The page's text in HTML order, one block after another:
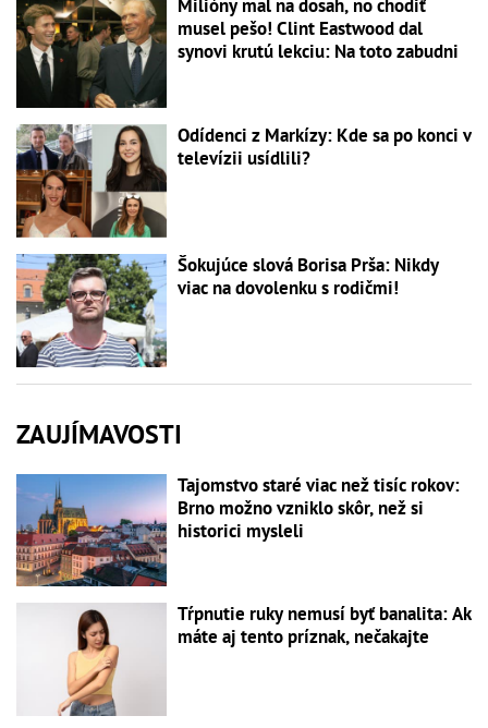
Milióny mal na dosah, no chodiť
musel pešo! Clint Eastwood dal
synovi krutú lekciu: Na toto zabudni
Odídenci z Markízy: Kde sa po konci v
televízii usídlili?
Šokujúce slová Borisa Prša: Nikdy
viac na dovolenku s rodičmi!
ZAUJÍMAVOSTI
Tajomstvo staré viac než tisíc rokov:
Brno možno vzniklo skôr, než si
historici mysleli
Tŕpnutie ruky nemusí byť banalita: Ak
máte aj tento príznak, nečakajte